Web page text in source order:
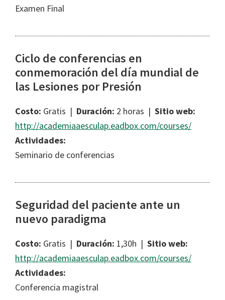
Examen Final
Ciclo de conferencias en
conmemoración del día mundial de
las Lesiones por Presión
Costo: Gratis | Duración: 2 horas | Sitio web:
http://academiaaesculap.eadbox.com/courses/
Actividades:
Seminario de conferencias
Seguridad del paciente ante un
nuevo paradigma
Costo: Gratis | Duración: 1,30h | Sitio web:
http://academiaaesculap.eadbox.com/courses/
Actividades:
Conferencia magistral